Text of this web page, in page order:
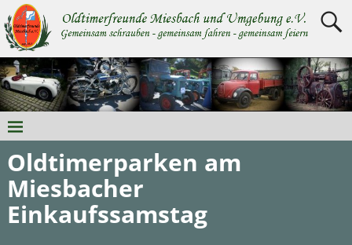
Oldtimerparken am
Miesbacher
Einkaufssamstag